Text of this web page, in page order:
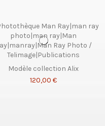
Modèle collection Alix
120,00 €